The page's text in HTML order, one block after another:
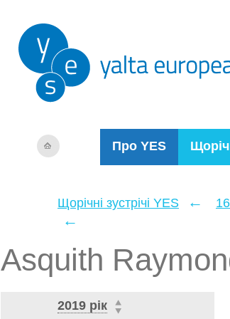
Про YES
Щорічні зустрічі YES ←
←
Asquith
2019 рік